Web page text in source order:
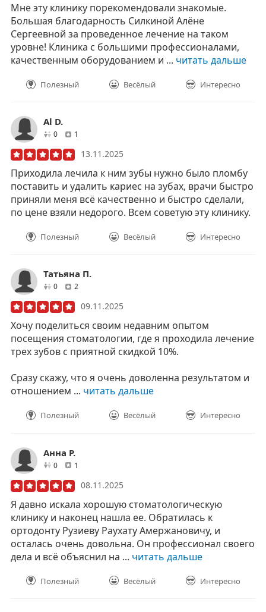
Мне эту клинику порекомендовали знакомые.
Большая благодарность Силкиной Алёне
Сергеевной за проведенное лечение на таком
уровне! Клиника с большими профессионалами,
качественным оборудованием и ... читать дальше
Полезный Весёлый Интересно
Al D.
0друзей1
13.11.2025
Приходила лечила к ним зубы нужно было пломбу
поставить и удалить кариес на зубах, врачи быстро
приняли меня всё качественно и быстро сделали,
по цене взяли недорого. Всем советую эту клинику.
Полезный Весёлый Интересно
Татьяна П.
0друзей
2
09.11.2025
Хочу поделиться своим недавним опытом
посещения стоматологии, где я проходила лечение
трех зубов с приятной скидкой 10%.
Сразу скажу, что я очень доволенна результатом и
отношением ... читать дальше
Полезный Весёлый Интересно
Анна Р.
0друзей1
08.11.2025
Я давно искала хорошую стоматологическую
клинику и наконец нашла ее. Обратилась к
ортодонту Рузиеву Раухату Амержановичу, и
осталась очень довольна. Он профессионал своего
дела и всё объяснил на ... читать дальше
Полезный Весёлый Интересно